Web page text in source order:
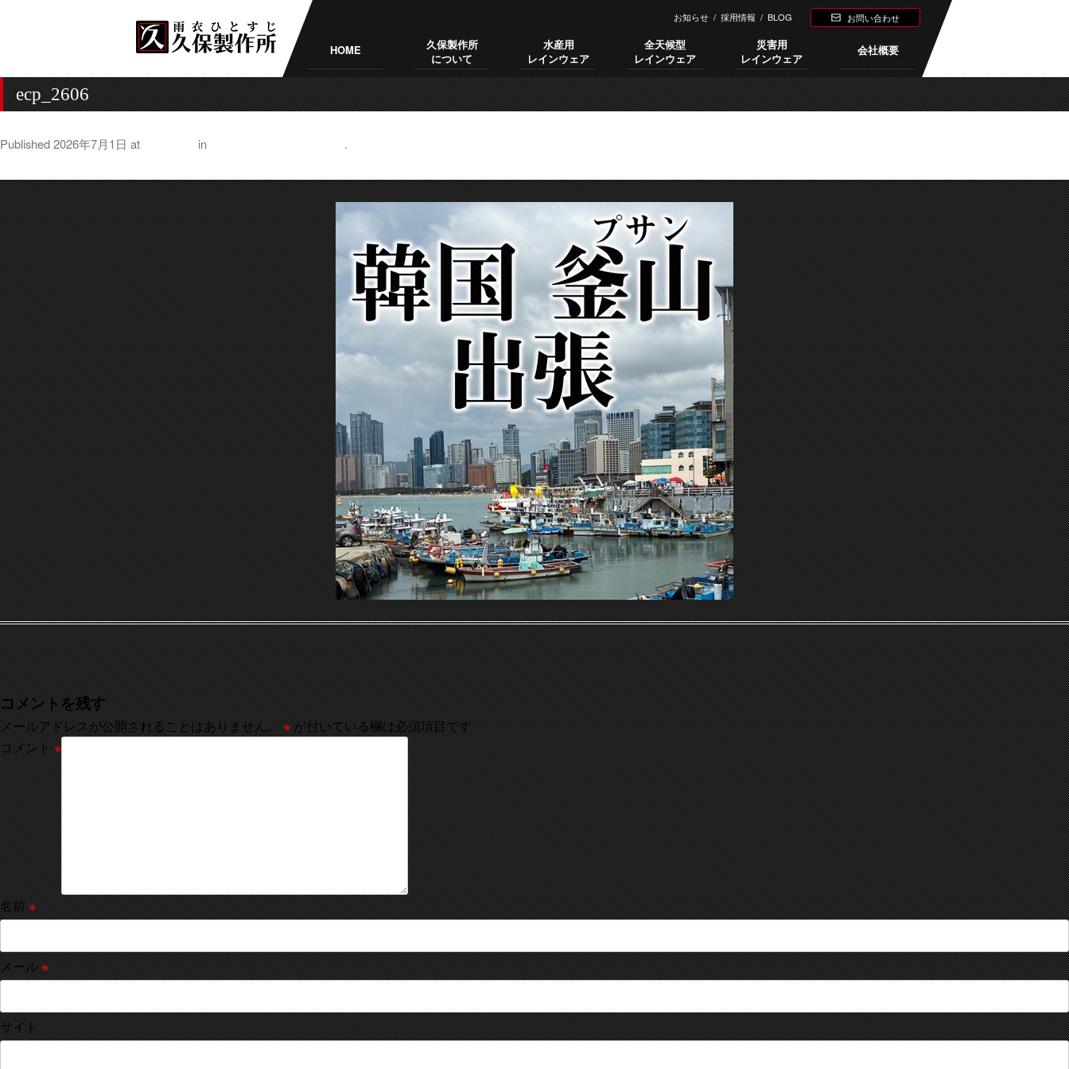
お知らせ/採用情報/BLOG お問い合わせ
HOME
久保製作所
について
水産用
レインウェア
全天候型
レインウェア
災害用
レインウェア
会社概要
ecp_2606
Published2026年7月1日 at in .
コメントを残す
メールアドレスが公開されることはありません。※が付いている欄は必須項目です
コメント※
名前※
メール※
サイト